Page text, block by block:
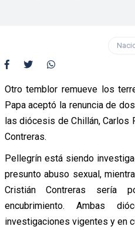
Otro temblor remueve los
Papa aceptó la renuncia de
las diócesis de Chillán, Carlos
Contreras.
Pellegrín está siendo
presunto abuso sexual,
Cristián Contreras sería
encubrimiento. Ambas
investigaciones vigentes y en